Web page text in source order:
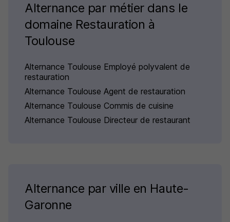
Alternance par métier dans le
domaine Restauration à
Toulouse
Alternance Toulouse Employé polyvalent de
restauration
Alternance Toulouse Agent de restauration
Alternance Toulouse Commis de cuisine
Alternance Toulouse Directeur de restaurant
Alternance par ville en Haute-
Garonne